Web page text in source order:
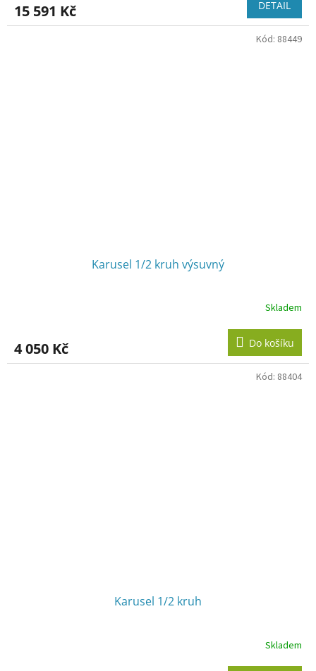
15 591 Kč DETAIL
Karusel 1/2 kruh výsuvný
Skladem
4 050 Kč Do košíku
Kód: 88449
Karusel 1/2 kruh
Skladem
Kód: 88404